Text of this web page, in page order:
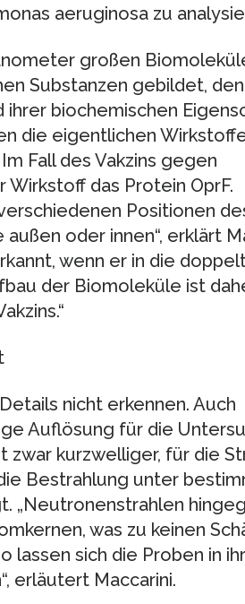
aeruginosa zu
großen
Substanzen gebildet,
biochemischen
die eigentlichen
Fall des Vakzins gegen
das Protein OprF.
Positionen
oder innen“, erklärt
wenn er in die
der Biomoleküle ist
nicht erkennen. Auch
Auflösung für die
zwar kurzwelliger, für die
Bestrahlung unter
„Neutronenstrahlen
was zu keinen
lassen sich die Proben in
erläutert Maccarini.